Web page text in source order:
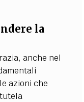
la
anche nel
azioni che